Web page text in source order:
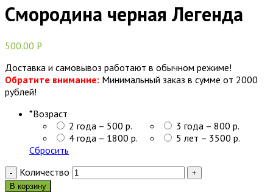
Смородина черная Легенда
500.00 Р
Доставка и самовывоз работают в обычном режиме!
Обратите внимание: Минимальный заказ в сумме от 2000
рублей!
*Возраст
2 года – 500 р.
3 года – 800 р.
4 года – 1800 р.
5 лет – 3500 р.
Сбросить
Количество
В корзину